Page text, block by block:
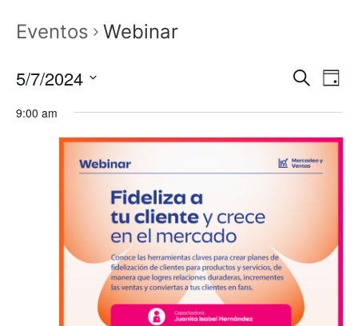
Eventos Webinar
de
y
BuscarDay
5/7/2024
fecha.
9:00 am